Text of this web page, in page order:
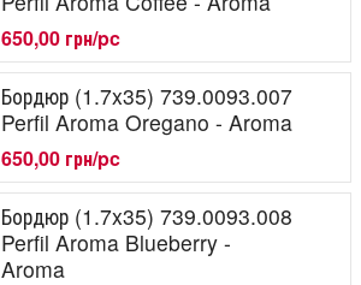
650,00 грн/pc
Бордюр (1.7x35) 739.0093.007
Perfil Aroma Oregano - Aroma
650,00 грн/pc
Бордюр (1.7x35) 739.0093.008
Perfil Aroma Blueberry -
Aroma